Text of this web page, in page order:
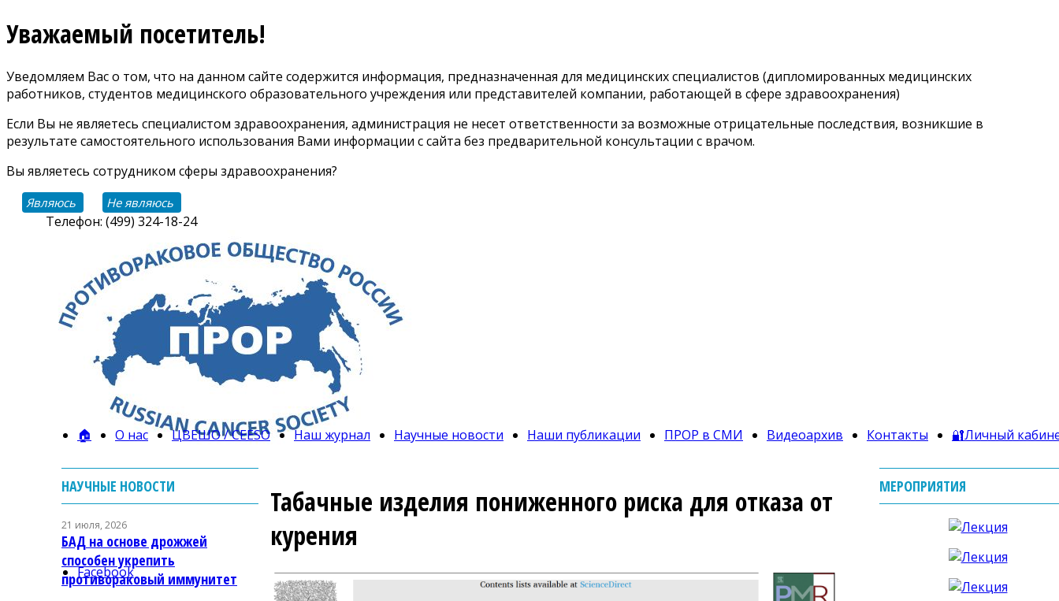
Уважаемый посетитель!
Уведомляем Вас о том, что на данном сайте содержится информация, предназначенная для медицинских специалистов (дипломированных медицинских
работников, студентов медицинского образовательного учреждения или представителей компании, работающей в сфере здравоохранения)
Если Вы не являетесь специалистом здравоохранения, администрация не несет ответственности за возможные отрицательные последствия, возникшие в
результате самостоятельного использования Вами информации с сайта без предварительной консультации с врачом.
Вы являетесь сотрудником сферы здравоохранения?
Являюсь Не являюсь
Телефон: (499) 324-18-24
Facebook
🏠 О нас ЦВЕШО / CEESO Наш журнал Научные новости Наши публикации ПРОР в СМИ Видеоархив Контакты 🔐Личный
Табачные изделия пониженного риска для отказа от
курения
НАУЧНЫЕ НОВОСТИ
21 июля, 2026
БАД на основе дрожжей
способен укрепить
противораковый иммунитет
МЕРОПРИЯТИЯ